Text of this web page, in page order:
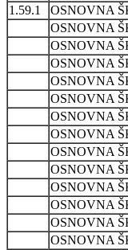
1.59.1
OSNOVNA
OSNOVNA
OSNOVNA
OSNOVNA
OSNOVNA
OSNOVNA
OSNOVNA
OSNOVNA
OSNOVNA
OSNOVNA
OSNOVNA
OSNOVNA
OSNOVNA
OSNOVNA